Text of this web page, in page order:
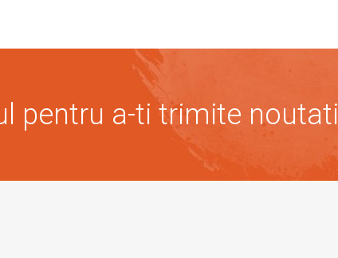
pentru a-ti trimite noutati